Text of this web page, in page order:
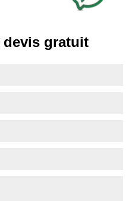
devis gratuit